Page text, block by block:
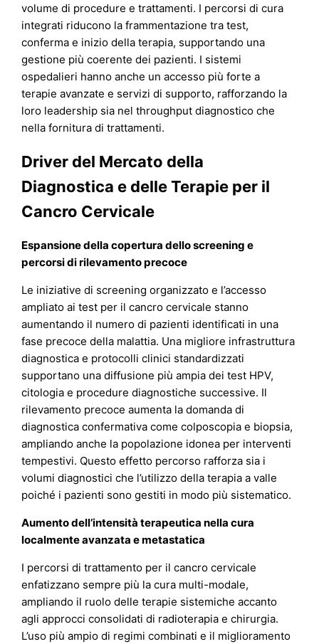
volume di procedure e trattamenti. I percorsi di cura
integrati riducono la frammentazione tra test,
conferma e inizio della terapia, supportando una
gestione più coerente dei pazienti. I sistemi
ospedalieri hanno anche un accesso più forte a
terapie avanzate e servizi di supporto, rafforzando la
loro leadership sia nel throughput diagnostico che
nella fornitura di trattamenti.
Driver del Mercato della
Diagnostica e delle Terapie per il
Cancro Cervicale
Espansione della copertura dello screening e
percorsi di rilevamento precoce
Le iniziative di screening organizzato e l’accesso
ampliato ai test per il cancro cervicale stanno
aumentando il numero di pazienti identificati in una
fase precoce della malattia. Una migliore infrastruttura
diagnostica e protocolli clinici standardizzati
supportano una diffusione più ampia dei test HPV,
citologia e procedure diagnostiche successive. Il
rilevamento precoce aumenta la domanda di
diagnostica confermativa come colposcopia e biopsia,
ampliando anche la popolazione idonea per interventi
tempestivi. Questo effetto percorso rafforza sia i
volumi diagnostici che l’utilizzo della terapia a valle
poiché i pazienti sono gestiti in modo più sistematico.
Aumento dell’intensità terapeutica nella cura
localmente avanzata e metastatica
I percorsi di trattamento per il cancro cervicale
enfatizzano sempre più la cura multi-modale,
ampliando il ruolo delle terapie sistemiche accanto
agli approcci consolidati di radioterapia e chirurgia.
L’uso più ampio di regimi combinati e il miglioramento